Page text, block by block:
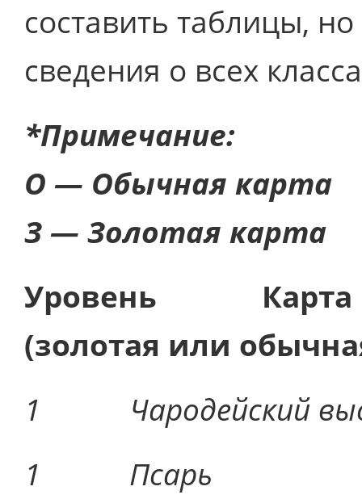
составить таблицы,
сведения о всех
*Примечание:
О — Обычная карта
З — Золотая карта
Уровень Карта
(золотая или
1 Чародейский
1